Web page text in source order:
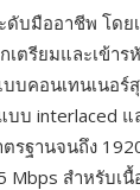
ดับมืออาชีพ โดย
เตรียมและเข้า
บคอนเทนเนอร์
บ interlaced
รฐานจนถึง
Mbps สำหรับเ